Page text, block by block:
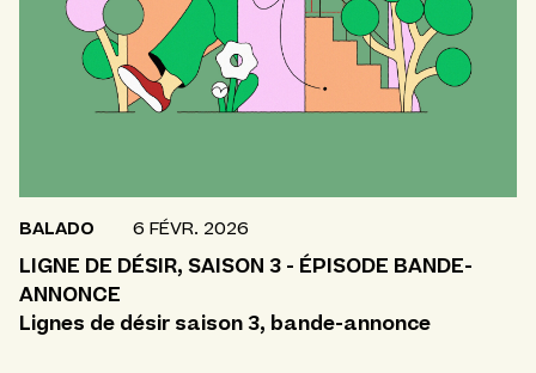
BALADO 6 FÉVR. 2026
LIGNE DE DÉSIR, SAISON 3 - ÉPISODE BANDE-
ANNONCE
Lignes de désir saison 3, bande-annonce